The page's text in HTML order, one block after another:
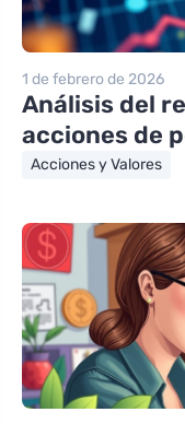
1 de febrero de 2026
Análisis del
acciones de
Acciones y Valores